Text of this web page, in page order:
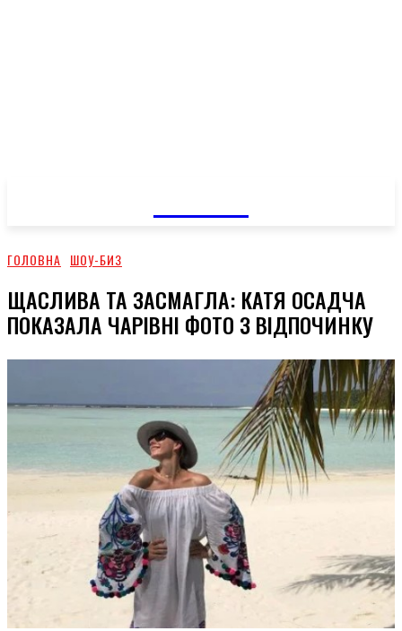
ГОЛОВНА ШОУ-БИЗ
ЩАСЛИВА ТА ЗАСМАГЛА: КАТЯ ОСАДЧА
ПОКАЗАЛА ЧАРІВНІ ФОТО З ВІДПОЧИНКУ